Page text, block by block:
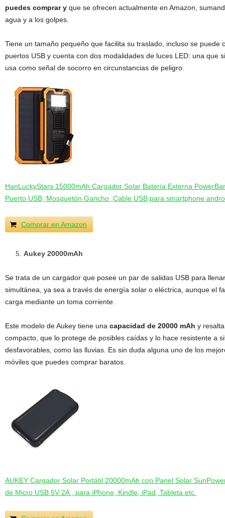
puedes comprar y que se ofrecen actualmente en Amazon,
agua y a los golpes.
Tiene un tamaño pequeño que facilita su traslado, incluso se puede
puertos USB y cuenta con dos modalidades de luces LED: una que
usa como señal de socorro en circunstancias de peligro.
HanLuckyStars 15000mAh Cargador Solar Batería Externa
Puerto USB, Mosquetón Gancho ,Cable USB,para smartphone
Comprar en Amazon
Aukey 20000mAh
Se trata de un cargador que posee un par de salidas USB para
simultánea, ya sea a través de energía solar o eléctrica, aunque el
carga mediante un toma corriente.
Este modelo de Aukey tiene una capacidad de 20000 mAh y
compacto, que lo protege de posibles caídas y lo hace resistente a
desfavorables, como las lluvias. Es sin duda alguna uno de los
móviles que puedes comprar baratos.
AUKEY Cargador Solar Portátil 20000mAh con Panel Solar
de Micro USB 5V 2A , para iPhone, Kindle, iPad, Tableta etc.